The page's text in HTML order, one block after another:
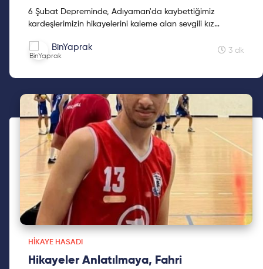
6 Şubat Depreminde, Adıyaman'da kaybettiğimiz
kardeşlerimizin hikayelerini kaleme alan sevgili kız
BinYaprak 3 dk
HIKAYE HASADI
Hikayeler Anlatılmaya, Fahri